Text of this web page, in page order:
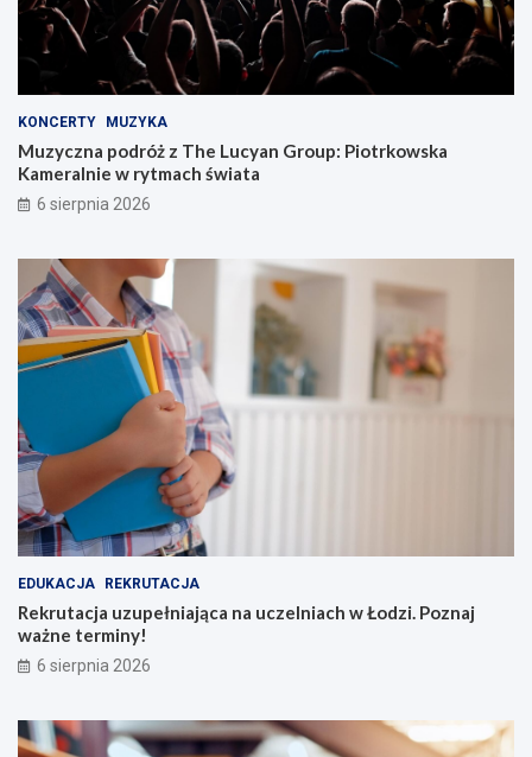
KONCERTY MUZYKA
Muzyczna podróż z The Lucyan Group: Piotrkowska
Kameralnie w rytmach świata
6 sierpnia 2026
EDUKACJA REKRUTACJA
Rekrutacja uzupełniająca na uczelniach w Łodzi. Poznaj
ważne terminy!
6 sierpnia 2026